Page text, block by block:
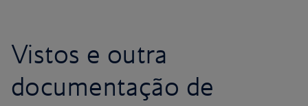
Vistos e outra
documentação de